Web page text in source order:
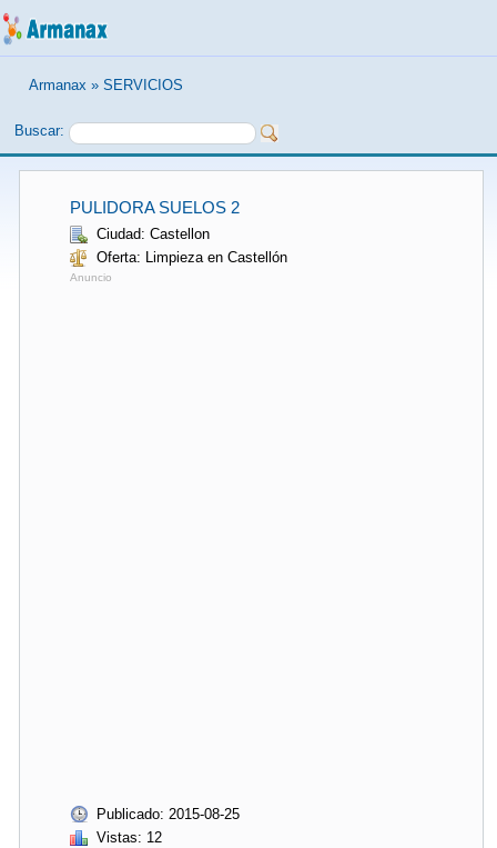
Armanax » SERVICIOS
Buscar:
PULIDORA SUELOS 2
Ciudad: Castellon
Oferta: Limpieza en Castellón
Anuncio
Publicado: 2015-08-25
Vistas: 12